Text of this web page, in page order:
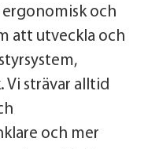
och
att utveckla och
Vi strävar alltid
och mer